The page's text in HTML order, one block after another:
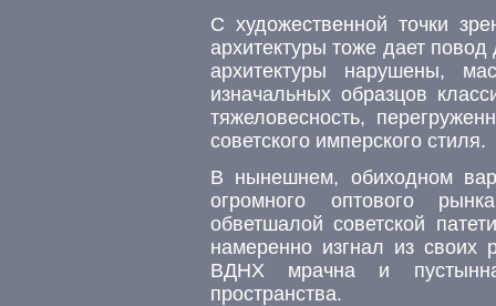
С художественной точки
архитектуры тоже дает
архитектуры нарушены,
изначальных образцов
тяжеловесность,
советского имперского стиля.
В нынешнем, обиходном
огромного оптового
обветшалой советской
намеренно изгнал из своих
ВДНХ мрачна и
пространства.